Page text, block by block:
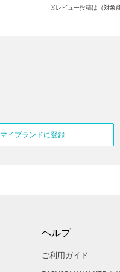
※レビュー投稿は（対象
マイブランドに登録
ヘルプ
ご利用ガイド